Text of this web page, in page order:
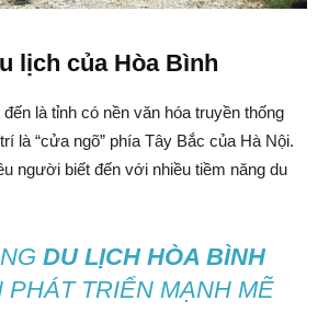
lịch của Hòa Bình
là tỉnh có nền văn hóa truyền thống
là “cửa ngõ” phía Tây Bắc của Hà Nội.
người biết đến với nhiều tiềm năng du
DU LỊCH HÒA BÌNH
PHÁT TRIỂN MẠNH MẼ